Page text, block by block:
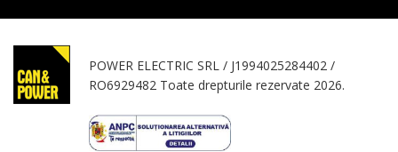
POWER ELECTRIC SRL / J1994025284402 /
RO6929482 Toate drepturile rezervate 2026.